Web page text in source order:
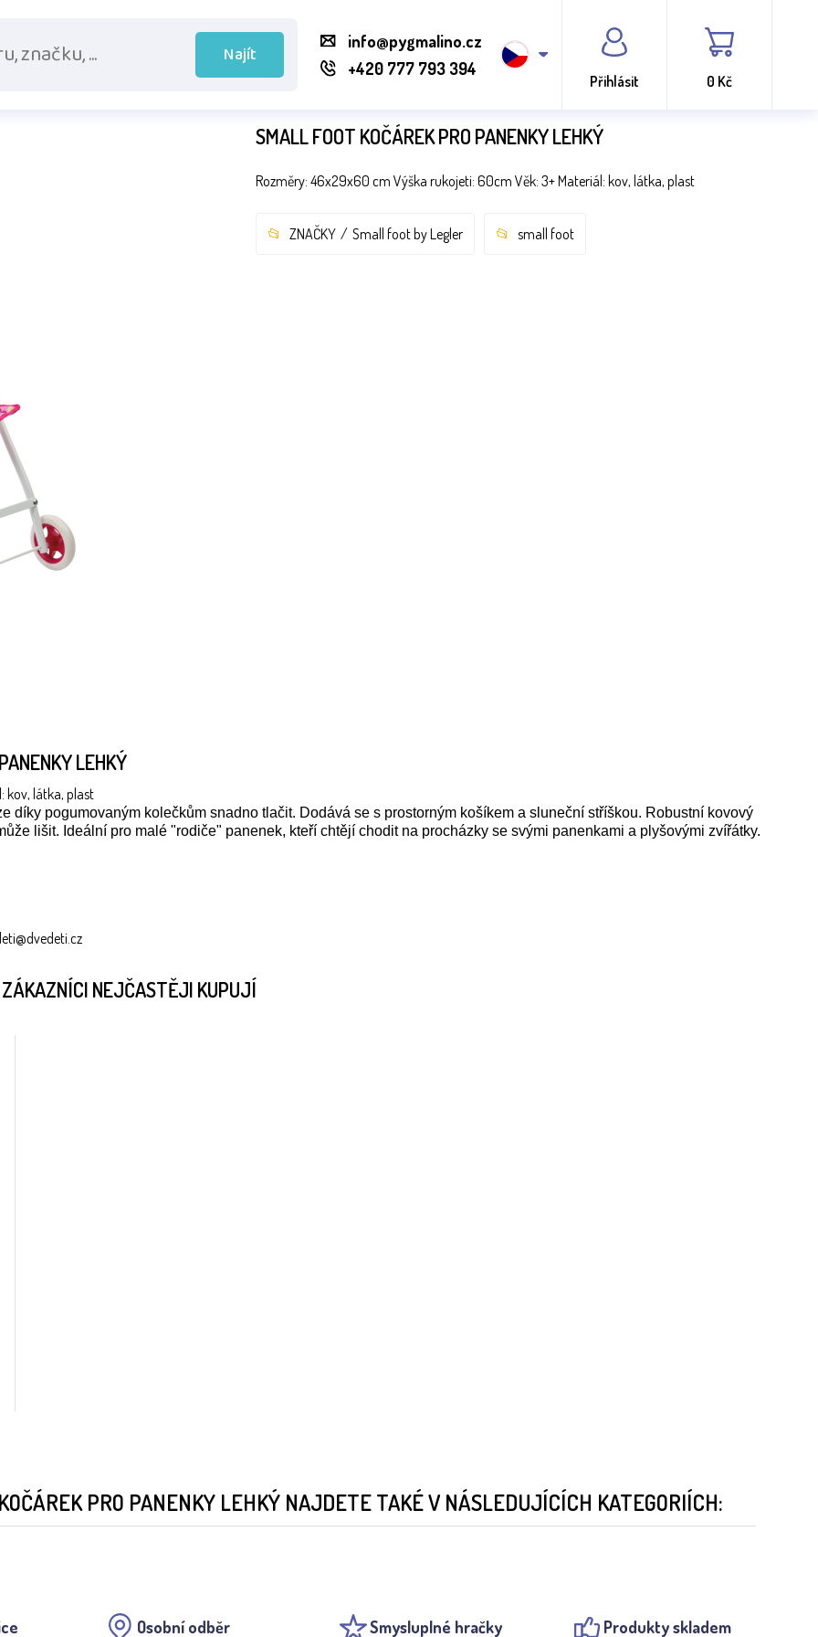
Najít
info@pygmalino.cz
+420 777 793 394
Přihlásit 0 Kč
SMALL FOOT KOČÁREK PRO PANENKY LEHKÝ
Rozměry: 46x29x60 cm Výška rukojeti: 60cm Věk: 3+ Materiál: kov, látka, plast
ZNAČKY Small foot by Legler small foot
LEHKÝ
kov, látka, plast
díky pogumovaným kolečkům snadno tlačit. Dodává se s prostorným košíkem a sluneční stříškou. Robustní kovový
lišit. Ideální pro malé "rodiče" panenek, kteří chtějí chodit na procházky se svými panenkami a plyšovými zvířátky.
ZÁKAZNÍCI NEJČASTĚJI KUPUJÍ
PRO PANENKY LEHKÝ NAJDETE TAKÉ V NÁSLEDUJÍCÍCH KATEGORIÍCH:
Osobní odběr Smysluplné hračky Produkty skladem